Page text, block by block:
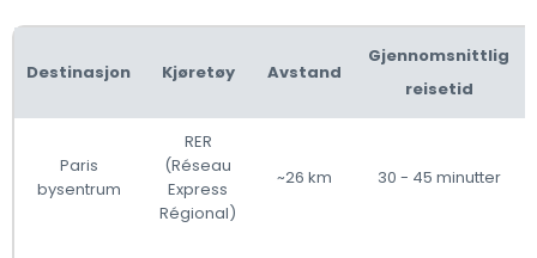
Destinasjon Kjøretøy Avstand
Gjennomsnittlig
reisetid
Paris
bysentrum
RER
(Réseau
Express
Régional)
~26 km 30 - 45 minutter